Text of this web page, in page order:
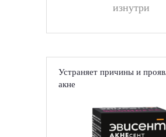
изнутри
Устраняет причины и
акне